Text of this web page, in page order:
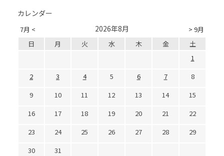
カレンダー
7月 < > 9月
2026年8月
日 月 火 水 木 金
土
1
2
3 4 5 6 7
8
9
10 11 12 13 14
15
16
17 18 19 20 21
22
23
24 25 26 27 28
29
30
31